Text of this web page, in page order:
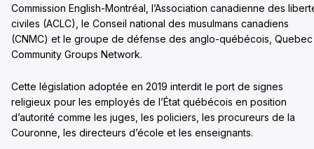
Commission English-Montréal, l’Association canadienne des
civiles (ACLC), le Conseil national des musulmans canadiens
(CNMC) et le groupe de défense des anglo-québécois, Quebec
Community Groups Network.
Cette législation adoptée en 2019 interdit le port de signes
religieux pour les employés de l’État québécois en position
d’autorité comme les juges, les policiers, les procureurs de la
Couronne, les directeurs d’école et les enseignants.